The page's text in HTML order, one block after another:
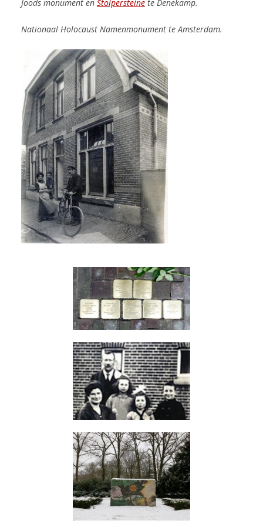
Joods monument en Stolpersteine te Denekamp.
Nationaal Holocaust Namenmonument te Amsterdam.